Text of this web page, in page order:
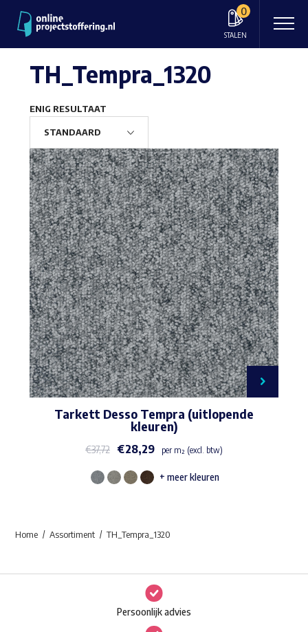
0
STALEN
TH_Tempra_1320
ENIG RESULTAAT
Tarkett Desso Tempra (uitlopende
kleuren)
€37,72 €28,29 per m² (excl. btw)
Dit
Deze
optie
kan
+ meer kleuren
Home Assortiment TH_Tempra_1320
Persoonlijk advies